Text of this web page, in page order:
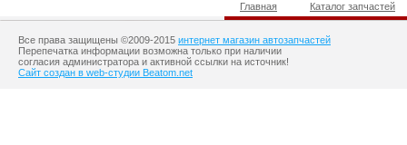
Главная Каталог запчастей
Все права защищены ©2009-2015 интернет магазин автозапчастей
Перепечатка информации возможна только при наличии
согласия администратора и активной ссылки на источник!
Сайт создан в web-студии Beatom.net